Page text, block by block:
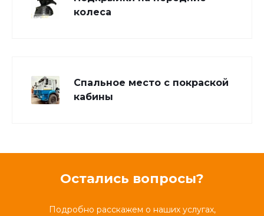
колеса
Спальное место с покраской
кабины
Остались вопросы?
Подробно расскажем о наших услугах,